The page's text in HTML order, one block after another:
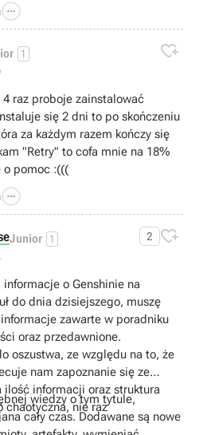

1 
raz proboje zainstalować
się 2 dni to po skończeniu
za każdym razem kończy się
"Retry" to cofa mnie na 18%
o pomoc :(((

Junior 1 2 
o Genshinie na
do dnia dzisiejszego, muszę
zawarte w poradniku
oraz przedawnione.
oszustwa, ze względu na to, że
nam zapoznanie się ze
ilość informacji oraz struktura
chaotyczna, nie raz
wiedzy o tym tytule,
cały czas. Dodawane są nowe